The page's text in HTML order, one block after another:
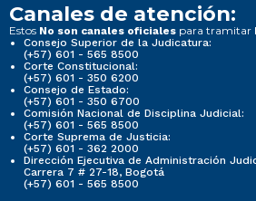
Canales de atención:
Estos No son canales oficiales para tramitar
Consejo Superior de la Judicatura:
(+57) 601 - 565 8500
Corte Constitucional:
(+57) 601 - 350 6200
Consejo de Estado:
(+57) 601 - 350 6700
Comisión Nacional de Disciplina Judicial:
(+57) 601 - 565 8500
Corte Suprema de Justicia:
(+57) 601 - 362 2000
Dirección Ejecutiva de Administración
Carrera 7 # 27-18, Bogotá
(+57) 601 - 565 8500